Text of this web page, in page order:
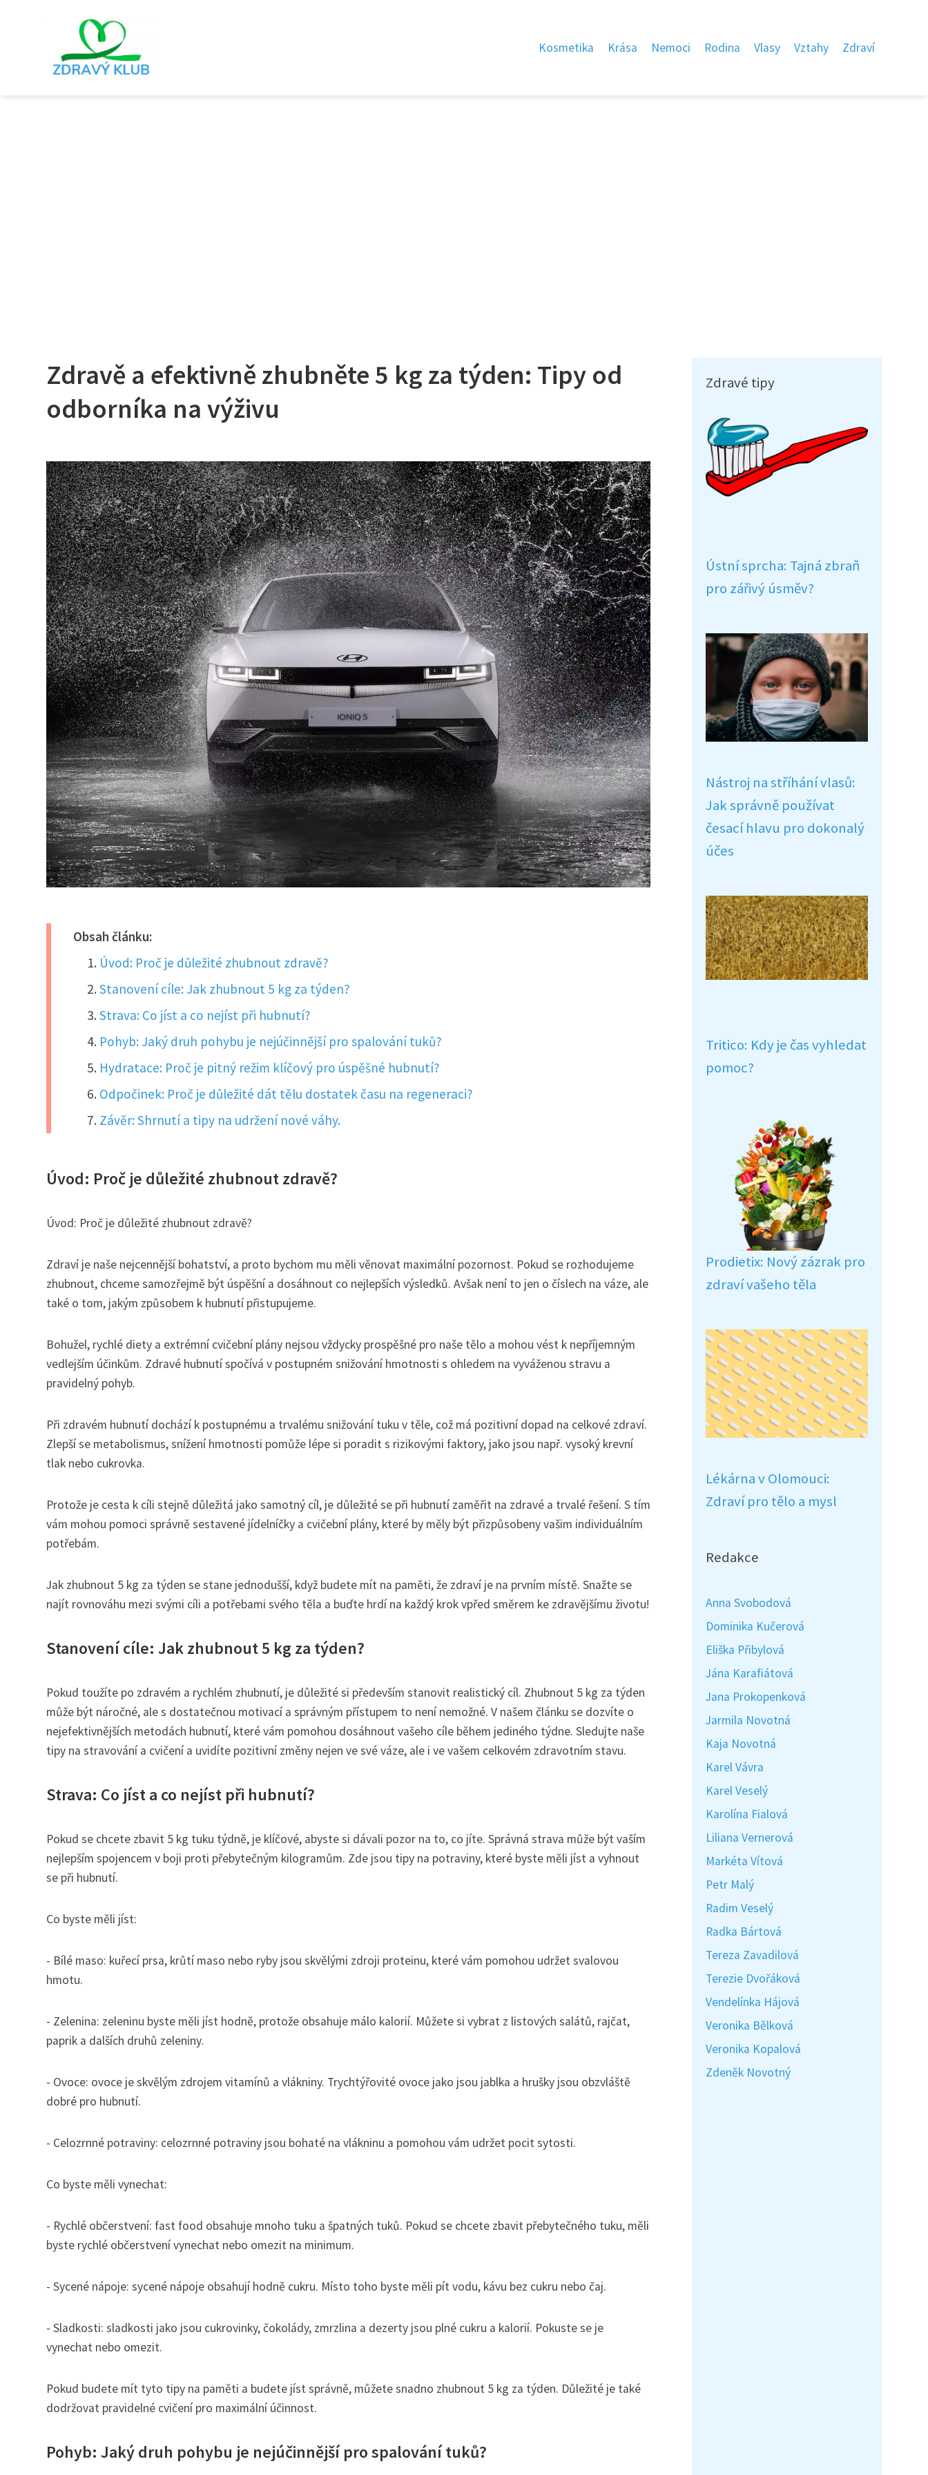
Kosmetika Krása Nemoci Rodina Vlasy Vztahy Zdraví
Zdravě a efektivně zhubněte 5 kg za týden: Tipy od
odborníka na výživu
Obsah článku:
Úvod: Proč je důležité zhubnout zdravě?
Stanovení cíle: Jak zhubnout 5 kg za týden?
Strava: Co jíst a co nejíst při hubnutí?
Pohyb: Jaký druh pohybu je nejúčinnější pro spalování tuků?
Hydratace: Proč je pitný režim klíčový pro úspěšné hubnutí?
Odpočinek: Proč je důležité dát tělu dostatek času na regeneraci?
Závěr: Shrnutí a tipy na udržení nové váhy.
Úvod: Proč je důležité zhubnout zdravě?
Úvod: Proč je důležité zhubnout zdravě?
Zdraví je naše nejcennější bohatství, a proto bychom mu měli věnovat maximální pozornost. Pokud se rozhodujeme
zhubnout, chceme samozřejmě být úspěšní a dosáhnout co nejlepších výsledků. Avšak není to jen o číslech na váze, ale
také o tom, jakým způsobem k hubnutí přistupujeme.
Bohužel, rychlé diety a extrémní cvičební plány nejsou vždycky prospěšné pro naše tělo a mohou vést k nepříjemným
vedlejším účinkům. Zdravé hubnutí spočívá v postupném snižování hmotnosti s ohledem na vyváženou stravu a
pravidelný pohyb.
Při zdravém hubnutí dochází k postupnému a trvalému snižování tuku v těle, což má pozitivní dopad na celkové zdraví.
Zlepší se metabolismus, snížení hmotnosti pomůže lépe si poradit s rizikovými faktory, jako jsou např. vysoký krevní
tlak nebo cukrovka.
Protože je cesta k cíli stejně důležitá jako samotný cíl, je důležité se při hubnutí zaměřit na zdravé a trvalé řešení. S tím
vám mohou pomoci správně sestavené jídelníčky a cvičební plány, které by měly být přizpůsobeny vašim individuálním
potřebám.
Jak zhubnout 5 kg za týden se stane jednodušší, když budete mít na paměti, že zdraví je na prvním místě. Snažte se
najít rovnováhu mezi svými cíli a potřebami svého těla a buďte hrdí na každý krok vpřed směrem ke zdravějšímu životu!
Stanovení cíle: Jak zhubnout 5 kg za týden?
Pokud toužíte po zdravém a rychlém zhubnutí, je důležité si především stanovit realistický cíl. Zhubnout 5 kg za týden
může být náročné, ale s dostatečnou motivací a správným přístupem to není nemožné. V našem článku se dozvíte o
nejefektivnějších metodách hubnutí, které vám pomohou dosáhnout vašeho cíle během jediného týdne. Sledujte naše
tipy na stravování a cvičení a uvidíte pozitivní změny nejen ve své váze, ale i ve vašem celkovém zdravotním stavu.
Strava: Co jíst a co nejíst při hubnutí?
Pokud se chcete zbavit 5 kg tuku týdně, je klíčové, abyste si dávali pozor na to, co jíte. Správná strava může být vaším
nejlepším spojencem v boji proti přebytečným kilogramům. Zde jsou tipy na potraviny, které byste měli jíst a vyhnout
se při hubnutí.
Co byste měli jíst:
- Bílé maso: kuřecí prsa, krůtí maso nebo ryby jsou skvělými zdroji proteinu, které vám pomohou udržet svalovou
hmotu.
- Zelenina: zeleninu byste měli jíst hodně, protože obsahuje málo kalorií. Můžete si vybrat z listových salátů, rajčat,
paprik a dalších druhů zeleniny.
- Ovoce: ovoce je skvělým zdrojem vitamínů a vlákniny. Trychtýřovité ovoce jako jsou jablka a hrušky jsou obzvláště
dobré pro hubnutí.
- Celozrnné potraviny: celozrnné potraviny jsou bohaté na vlákninu a pomohou vám udržet pocit sytosti.
Co byste měli vynechat:
- Rychlé občerstvení: fast food obsahuje mnoho tuku a špatných tuků. Pokud se chcete zbavit přebytečného tuku, měli
byste rychlé občerstvení vynechat nebo omezit na minimum.
- Sycené nápoje: sycené nápoje obsahují hodně cukru. Místo toho byste měli pít vodu, kávu bez cukru nebo čaj.
- Sladkosti: sladkosti jako jsou cukrovinky, čokolády, zmrzlina a dezerty jsou plné cukru a kalorií. Pokuste se je
vynechat nebo omezit.
Pokud budete mít tyto tipy na paměti a budete jíst správně, můžete snadno zhubnout 5 kg za týden. Důležité je také
dodržovat pravidelné cvičení pro maximální účinnost.
Pohyb: Jaký druh pohybu je nejúčinnější pro spalování tuků?
Zdravé tipy
Ústní sprcha: Tajná zbraň
pro zářivý úsměv?
Nástroj na stříhání vlasů:
Jak správně používat
česací hlavu pro dokonalý
účes
Tritico: Kdy je čas vyhledat
pomoc?
Prodietix: Nový zázrak pro
zdraví vašeho těla
Lékárna v Olomouci:
Zdraví pro tělo a mysl
Redakce
Anna Svobodová
Dominika Kučerová
Eliška Přibylová
Jána Karafiátová
Jana Prokopenková
Jarmila Novotná
Kaja Novotná
Karel Vávra
Karel Veselý
Karolína Fialová
Liliana Vernerová
Markéta Vítová
Petr Malý
Radim Veselý
Radka Bártová
Tereza Zavadilová
Terezie Dvořáková
Vendelínka Hájová
Veronika Bělková
Veronika Kopalová
Zdeněk Novotný